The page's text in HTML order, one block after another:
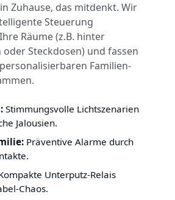
Zuhause, das mitdenkt. Wir
Steuerung
Räume (z.B. hinter
Steckdosen) und fassen
Familien-
Stimmungsvolle Lichtszenarien
Jalousien.
Präventive Alarme durch
Unterputz-Relais
Chaos.